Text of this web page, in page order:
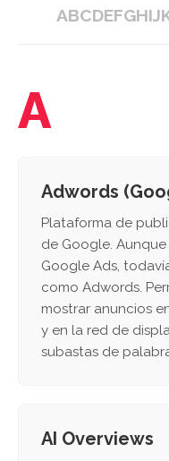
ABCDEFGHIJ
A
Adwords
Plataforma de
de Google.
Google Ads,
como Adwords.
mostrar anuncios
y en la red de
subastas de
AI Overviews